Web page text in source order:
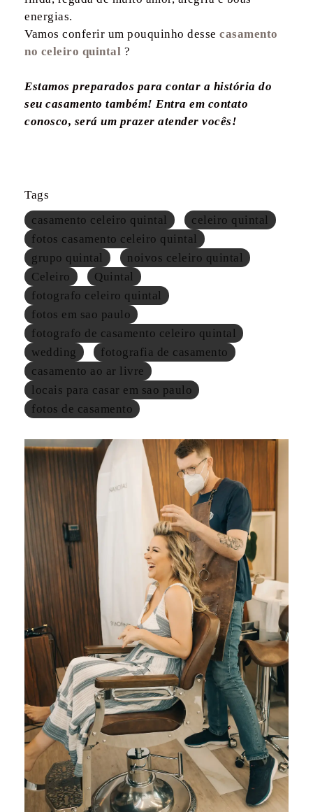
energias.
Vamos conferir um pouquinho desse casamento
no celeiro quintal ?
Estamos preparados para contar a história do
seu casamento também! Entra em contato
conosco, será um prazer atender vocês!
Tags
casamento celeiro quintal
celeiro quintal
fotos casamento celeiro quintal
grupo quintal
noivos celeiro quintal
Celeiro
Quintal
fotografo celeiro quintal
fotos em sao paulo
fotografo de casamento celeiro quintal
wedding
fotografia de casamento
casamento ao ar livre
locais para casar em sao paulo
fotos de casamento